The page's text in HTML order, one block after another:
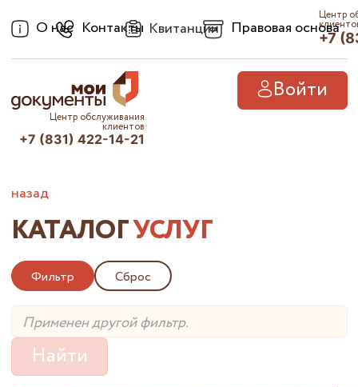
О нас Контакты Квитанции Правовая основа
Центр
+7
Войти
Центр обслуживания
клиентов
+7 (831) 422-14-21
назад
КАТАЛОГУСЛУГ
Фильтр Сброс
Найти